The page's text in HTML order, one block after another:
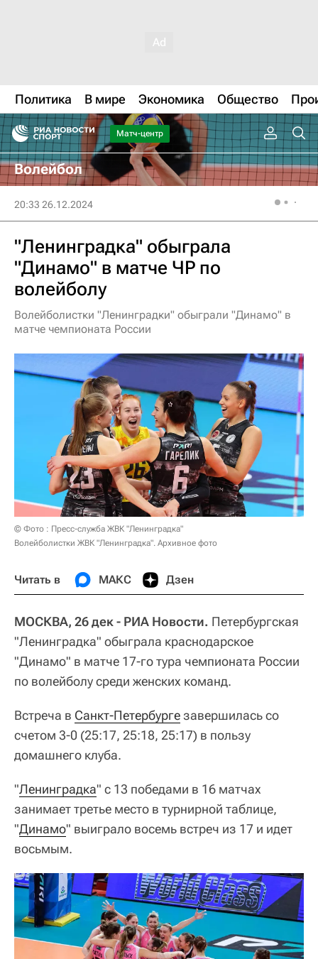
Политика В мире Экономика Общество
Матч-центр
Волейбол
20:33 26.12.2024
"Ленинградка" обыграла
"Динамо" в матче ЧР по
волейболу
Волейболистки "Ленинградки" обыграли "Динамо" в
матче чемпионата России
© Фото : Пресс-служба ЖВК "Ленинградка"
Волейболистки ЖВК "Ленинградка". Архивное фото
Читать в МАКС Дзен
МОСКВА, 26 дек - РИА Новости. Петербургская
"Ленинградка" обыграла краснодарское
"Динамо" в матче 17-го тура чемпионата России
по волейболу среди женских команд.
Встреча в Санкт-Петербургезавершилась со
счетом 3-0 (25:17, 25:18, 25:17) в пользу
домашнего клуба.
"Ленинградка" с 13 победами в 16 матчах
занимает третье место в турнирной таблице,
"Динамо" выиграло восемь встреч из 17 и идет
восьмым.